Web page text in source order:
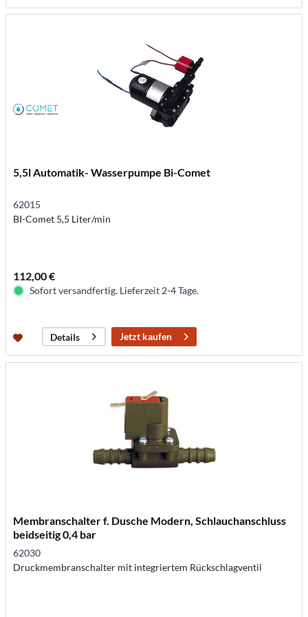
5,5l Automatik- Wasserpumpe Bi-Comet
62015
BI-Comet 5,5 Liter/min
112,00 €
Sofort versandfertig. Lieferzeit 2-4 Tage.
Details Jetzt kaufen
Membranschalter f. Dusche Modern, Schlauchanschluss
beidseitig 0,4 bar
62030
Druckmembranschalter mit integriertem Rückschlagventil